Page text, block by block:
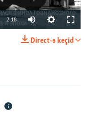
2:18
Direct-ə keçid